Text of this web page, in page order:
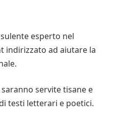
esperto nel
indirizzato ad aiutare la
servite tisane e
testi letterari e poetici.